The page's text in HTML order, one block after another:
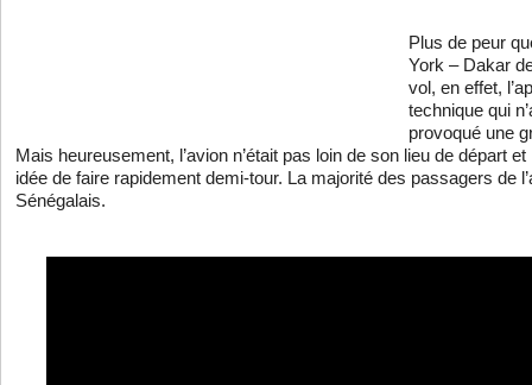
Plus de peur
York – Dakar
vol, en effet,
technique qui
provoqué une
Mais heureusement, l’avion n’était pas loin de son lieu de départ
idée de faire rapidement demi-tour. La majorité des passagers de
Sénégalais.